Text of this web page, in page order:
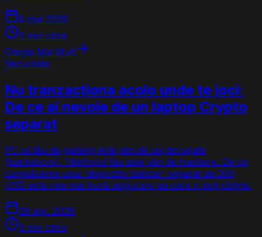
6 mai 2026
3 min citire
Citește Mai Mult
Securitate
Nu tranzacționa acolo unde te joci:
De ce ai nevoie de un laptop Crypto
separat
PC-ul tău de gaming este plin de uși din spate
(backdoors). Telefonul tău este plin de trackere. De ce
cumpărarea unui 'dispozitiv bancar' separat de 200
USD este cea mai bună asigurare pe care o poți obține.
29 apr. 2026
3 min citire